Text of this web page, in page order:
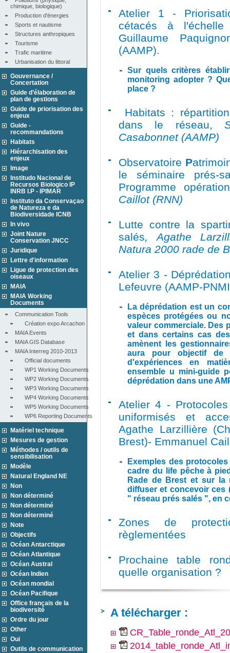
chimique, biologique)
Production d'énergies
Sports et nautisme
Structures anthropiques
Tourisme
Trafic maritime
Urbanisation du littoral
Gouvernance /
Concertation
Guide d’élaboration de
plan de gestions
Guide de priorisation des
enjeux
Guide -
recommandations
Habitats
Hiérarchisation des
enjeux
Image
Institudo Nacional de
Recursos Biologico IP
INRB I.P - IPIMAR
Instituto da Conservaçao
de Natureza e da
Biodiversidade ICNB
In vivo
Joint Nature
Conservation JNCC
Juridique
Lettre d'information
Ligue de protection des
oiseaux
MAIA
MAIA Working
Documents
Communication Tools
Création expo Arcachon
MAIA Events
MAIA GIS Database
MAIA Interreg 2010-2013
Official documents
WP1 Working Documents
WP2 Working Documents
WP3 Working Documents
WP4 Working Documents
WP5 Working Documents
WP6 Reporting Documents
Matériel technique
Mesures de gestion
Méthodes / outils de
sensibilisation
Modèle
Natural England NE
Non
Non déterminé
Non déterminé
Non déterminé
Note
Objectifs
Océan Antarctique
Océan Atlantique
Océan Austral
Océan Indien
Océan mondial
Océan Pacifique
Office français de la
biodiversité
Ordre du jour
Other
Oui
Outils de communication
Atelier 1 -
cétacés à
Guillaume
(AAMP).
Sur quels critères
monitoring adopter ?
place ?
Habitats :
dans le réseau,
Casabonnet (AAMP)
Observatoire P
le séminaire prés-
Programme
Caillot (RNN)
Lutte contre la
salés, Agathe
Natura 2000 rade de
Atelier 3 -
Lefeuvre (AAMP-
La déprédation est un
espèces protégées ou
valeur commerciale. Des
et dans certains cas
amènent les
aura pour objectif de
d'expériences en
ensemble u mini-guide
déprédation dans une
Atelier 4 -
uniformisés et
Agathe Larzillière
Brest)- Emmanuel
Exemples des
cadre du life pêche à
Rade de Brest et sur la
diffuser et concevoir ces
" réseau prés salés ", en
Zones de
règlementées
Prochaine table
quelle organisation ?
A télécharger :